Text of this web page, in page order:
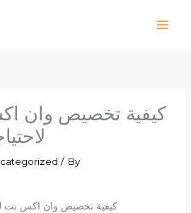
كيفية تخصيص وان
/ By
كيفية تخصيص وان اكس بت